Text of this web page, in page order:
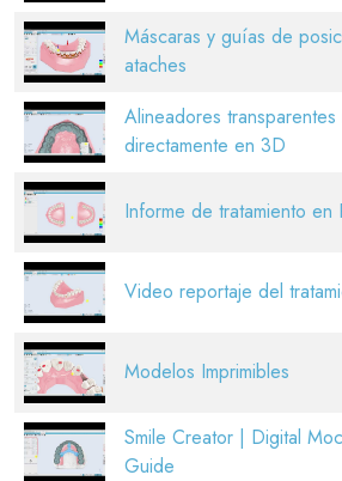
Máscaras y guías de
ataches
Alineadores transparentes
directamente en 3D
Informe de tratamiento en
Video reportaje del
Modelos Imprimibles
Smile Creator | Digital
Guide